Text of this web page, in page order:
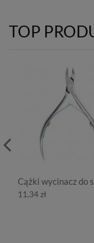
TOP
Cążki wycinacz do
11,34 zł